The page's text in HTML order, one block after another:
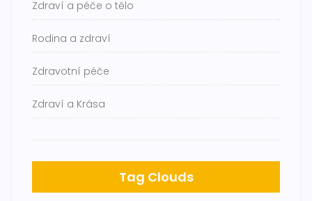
Zdraví a péče o tělo
Rodina a zdraví
Zdravotní péče
Zdraví a Krása
Tag Clouds